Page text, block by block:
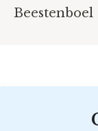
Beestenboel